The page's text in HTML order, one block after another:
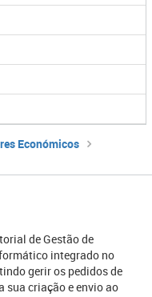
Económicos
de Gestão de
integrado no
gerir os pedidos de
sua criação e envio ao